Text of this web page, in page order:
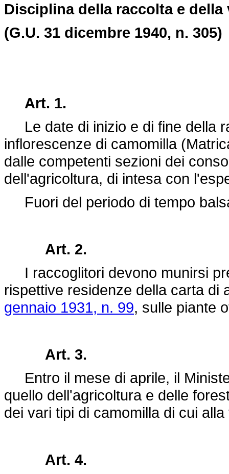
Disciplina della raccolta e
(G.U. 31 dicembre 1940, n. 305)
Art. 1.
Le date di inizio e di fine della
inflorescenze di camomilla
dalle competenti sezioni dei
dell'agricoltura, di intesa con
Fuori del periodo di tempo
Art. 2.
I raccoglitori devono munirsi
rispettive residenze della carta
gennaio 1931, n. 99, sulle piante
Art. 3.
Entro il mese di aprile, il
quello dell'agricoltura e delle
dei vari tipi di camomilla di cui
Art. 4.